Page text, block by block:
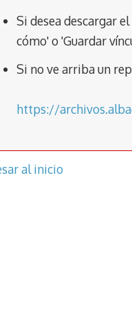
b
o
o
s
A
p
gr
a
m
y
Li
n
Si desea descargar el
cómo' o 'Guardar
Si no ve arriba un
https://
al inicio